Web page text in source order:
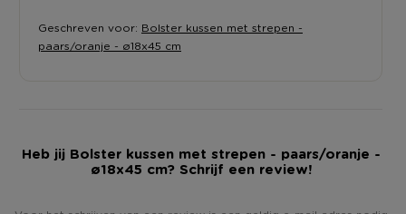
Geschreven voor: Bolster kussen met strepen -
paars/oranje - ø18x45 cm
Heb jij Bolster kussen met strepen - paars/oranje -
ø18x45 cm? Schrijf een review!